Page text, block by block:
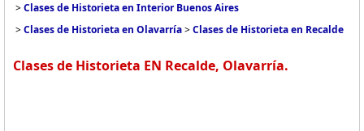
>Clases de Historieta en Interior Buenos Aires
>Clases de Historieta en Olavarría>Clases de Historieta en Recalde
Clases de Historieta EN Recalde, Olavarría.